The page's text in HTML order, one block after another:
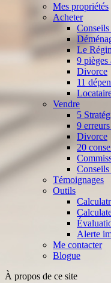
Mes propriétés
Acheter
Conseils
Le
9 pièges
Divorce
11
Vendre
5
9
Divorce
20
Témoignages
Outils
Alerte
Me contacter
Blogue
À propos de ce site